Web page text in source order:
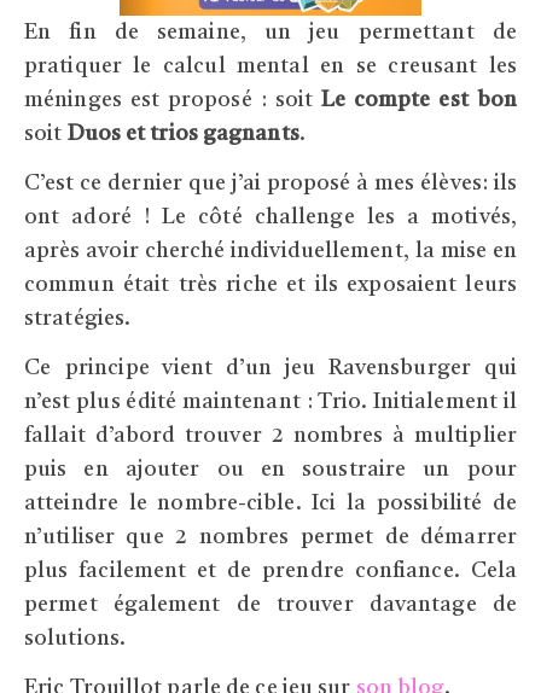
En fin de semaine, un jeu permettant de
pratiquer le calcul mental en se creusant les
méninges est proposé : soit Le compte est bon
soit Duos et trios gagnants.
C’est ce dernier que j’ai proposé à mes élèves: ils
ont adoré ! Le côté challenge les a motivés,
après avoir cherché individuellement, la mise en
commun était très riche et ils exposaient leurs
stratégies.
Ce principe vient d’un jeu Ravensburger qui
n’est plus édité maintenant : Trio. Initialement il
fallait d’abord trouver 2 nombres à multiplier
puis en ajouter ou en soustraire un pour
atteindre le nombre-cible. Ici la possibilité de
n’utiliser que 2 nombres permet de démarrer
plus facilement et de prendre confiance. Cela
permet également de trouver davantage de
solutions.
Eric Trouillot parle de ce jeu sur son blog.